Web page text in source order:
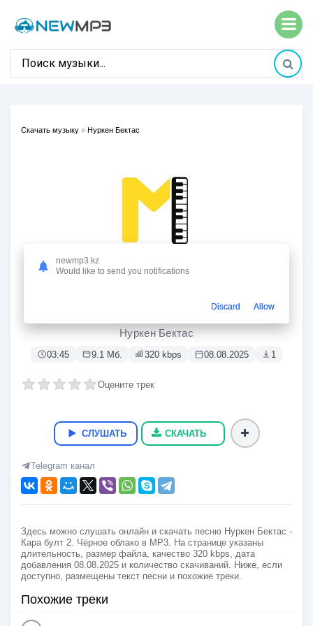
Скачать музыку » Нуркен Бектас
Нуркен Бектас
03:45 9.1 Мб. 320 kbps 08.08.2025 1
Оцените трек
СЛУШАТЬ СКАЧАТЬ
Telegram канал
Здесь можно слушать онлайн и скачать песню Нуркен Бектас -
Кара булт 2. Чёрное облако в MP3. На странице указаны
длительность, размер файла, качество 320 kbps, дата
добавления 08.08.2025 и количество скачиваний. Ниже, если
доступно, размещены текст песни и похожие треки.
Похожие треки
newmp3.kz
Would like to send you notifications
Discard Allow